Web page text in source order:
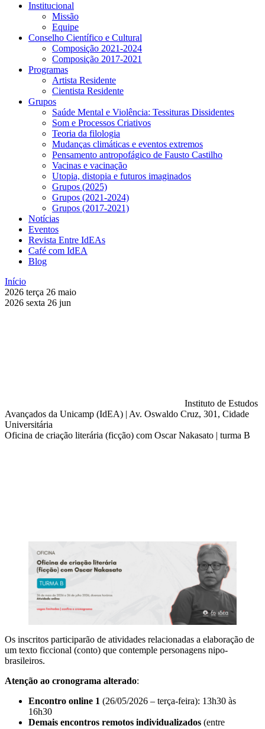
Institucional
Missão
Equipe
Conselho Científico e Cultural
Composição 2021-2024
Composição 2017-2021
Programas
Artista Residente
Cientista Residente
Grupos
Saúde Mental e Violência: Tessituras Dissidentes
Som e Processos Criativos
Teoria da filologia
Mudanças climáticas e eventos extremos
Pensamento antropofágico de Fausto Castilho
Vacinas e vacinação
Utopia, distopia e futuros imaginados
Grupos (2025)
Grupos (2021-2024)
Grupos (2017-2021)
Notícias
Eventos
Revista Entre IdEAs
Café com IdEA
Blog
Início
2026 terça 26 maio
2026 sexta 26 jun
Instituto de Estudos
Avançados da Unicamp (IdEA) | Av. Oswaldo Cruz, 301, Cidade
Universitária
Oficina de criação literária (ficção) com Oscar Nakasato | turma B
Os inscritos participarão de atividades relacionadas a elaboração de
um texto ficcional (conto) que contemple personagens nipo-
brasileiros.
Atenção ao cronograma alterado:
Encontro online 1 (26/05/2026 – terça-feira): 13h30 às
16h30
Demais encontros remotos individualizados (entre